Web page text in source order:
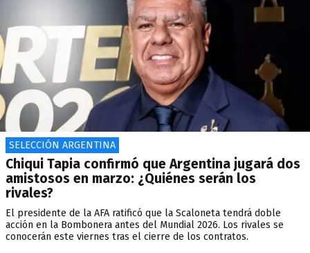
SELECCIÓN ARGENTINA
Chiqui Tapia confirmó que Argentina jugará dos
amistosos en marzo: ¿Quiénes serán los
rivales?
El presidente de la AFA ratificó que la Scaloneta tendrá doble
acción en la Bombonera antes del Mundial 2026. Los rivales se
conocerán este viernes tras el cierre de los contratos.